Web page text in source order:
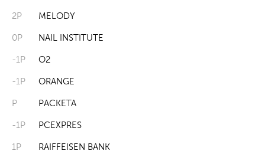
2P MELODY
0P NAIL INSTITUTE
-1P O2
-1P ORANGE
P PACKETA
-1P PCEXPRES
1P RAIFFEISEN BANK